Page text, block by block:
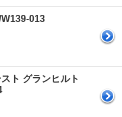
013
ト グランヒルト